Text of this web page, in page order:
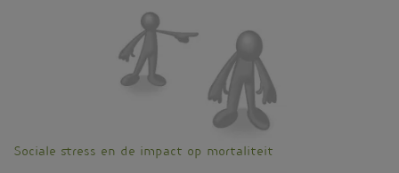
Sociale stress en de impact op mortaliteit